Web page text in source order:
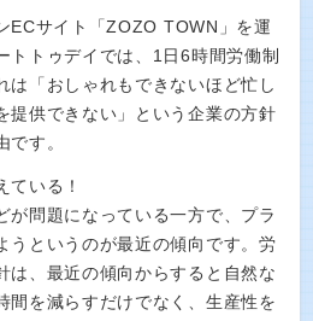
ECサイト「ZOZO TOWN」を運
トトゥデイでは、1日6時間労働制
は「おしゃれもできないほど忙し
提供できない」という企業の方針
です。
ている！
が問題になっている一方で、プラ
うというのが最近の傾向です。労
は、最近の傾向からすると自然な
間を減らすだけでなく、生産性を